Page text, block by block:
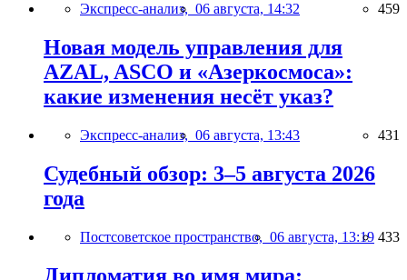
Экспресс-анализ, 06 августа, 14:32 459
Новая модель управления для
AZAL, ASCO и «Азеркосмоса»:
какие изменения несёт указ?
Экспресс-анализ, 06 августа, 13:43 431
Судебный обзор: 3–5 августа 2026
года
Постсоветское пространство, 06 августа, 13:19 433
Дипломатия во имя мира: